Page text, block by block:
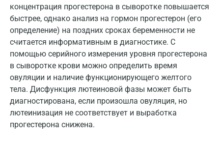
концентрация прогестерона в сыворотке повышается
быстрее, однако анализ на гормон прогестерон (его
определение) на поздних сроках беременности не
считается информативным в диагностике. С
помощью серийного измерения уровня прогестерона
в сыворотке крови можно определить время
овуляции и наличие функционирующего желтого
тела. Дисфункция лютеиновой фазы может быть
диагностирована, если произошла овуляция, но
лютеинизация не соответствует и выработка
прогестерона снижена.
Обнинск
Одинцово
Орел
Оренбург
Орехово-Зуево
Павловский посад